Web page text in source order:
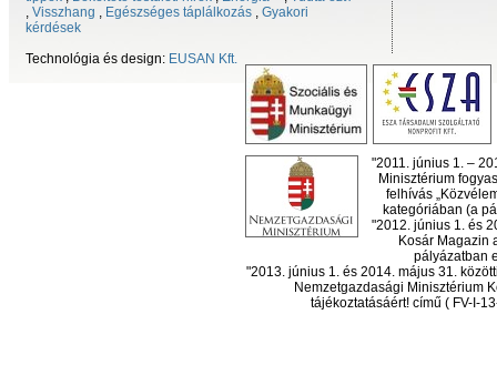
, Visszhang , Egészséges táplálkozás , Gyakori
kérdések
Technológia és design: EUSAN Kft.
"2011. június 1. –
Minisztérium
felhívás
kategóriában (a
"2012. június 1. és
Kosár Magazin
pályázatban
"2013. június 1. és 2014. május 31.
Nemzetgazdasági Minisztérium
tájékoztatásáért! című ( FV-I-